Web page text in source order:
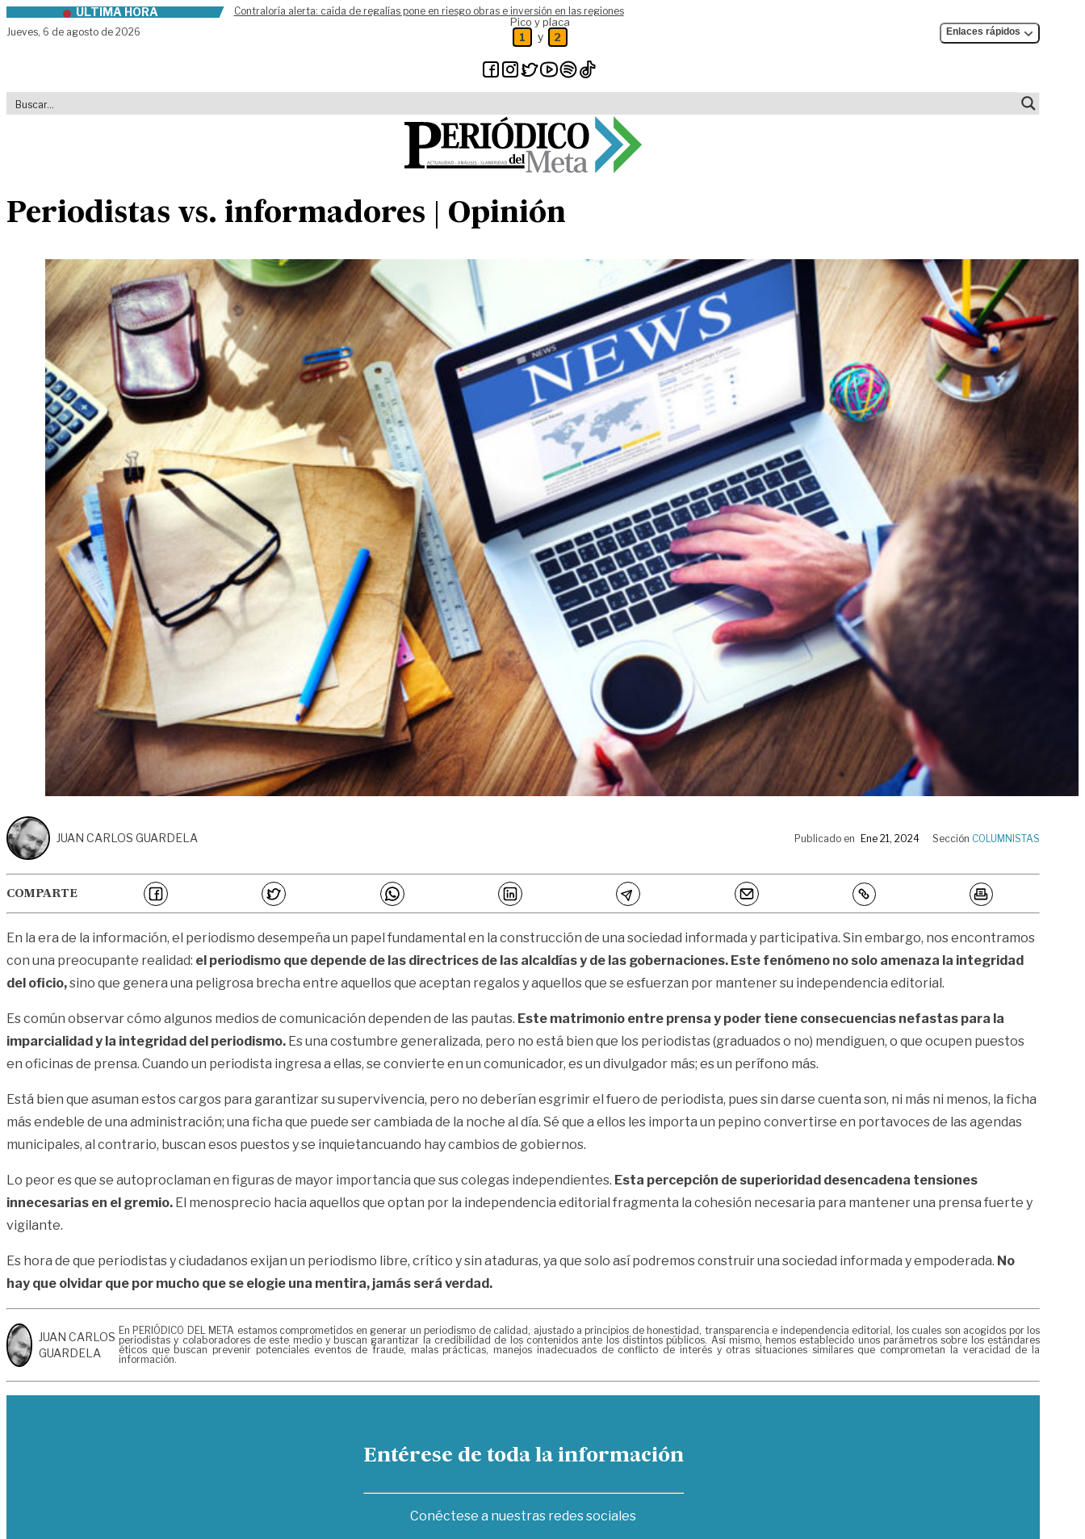
Skip to contentÚLTIMA HORA
Contraloría alerta: caída de regalías pone en riesgo obras e inversión en las regiones
Jueves, 6 de agosto de 2026
Pico y placa
1 y 2 Enlaces rápidos
Periodistas vs. informadores | Opinión
JUAN CARLOS GUARDELA Publicado en Ene 21, 2024 Sección COLUMNISTAS
COMPARTE
En la era de la información, el periodismo desempeña un papel fundamental en la construcción de una sociedad informada y participativa. Sin embargo, nos encontramos
con una preocupante realidad: el periodismo que depende de las directrices de las alcaldías y de las gobernaciones. Este fenómeno no solo amenaza la integridad
del oficio,sino que genera una peligrosa brecha entre aquellos que aceptan regalos y aquellos que se esfuerzan por mantener su independencia editorial.
Es común observar cómo algunos medios de comunicación dependen de las pautas. Este matrimonio entre prensa y poder tiene consecuencias nefastas para la
imparcialidad y la integridad del periodismo. Es una costumbre generalizada, pero no está bien que los periodistas (graduados o no) mendiguen, o que ocupen puestos
en oficinas de prensa. Cuando un periodista ingresa a ellas, se convierte en un comunicador, es un divulgador más; es un perífono más.
Está bien que asuman estos cargos para garantizar su supervivencia, pero no deberían esgrimir el fuero de periodista, pues sin darse cuenta son, ni más ni menos, la ficha
más endeble de una administración; una ficha que puede ser cambiada de la noche al día. Sé que a ellos les importa un pepino convertirse en portavoces de las agendas
municipales, al contrario, buscan esos puestos y se inquietancuando hay cambios de gobiernos.
Lo peor es que se autoproclaman en figuras de mayor importancia que sus colegas independientes. Esta percepción de superioridad desencadena tensiones
innecesarias en el gremio. El menosprecio hacia aquellos que optan por la independencia editorial fragmenta la cohesión necesaria para mantener una prensa fuerte y
vigilante.
Es hora de que periodistas y ciudadanos exijan un periodismo libre, crítico y sin ataduras, ya que solo así podremos construir una sociedad informada y empoderada. No
hay que olvidar que por mucho que se elogie una mentira, jamás será verdad.
JUAN CARLOS
GUARDELA
En PERIÓDICO DEL META estamos comprometidos en generar un periodismo de calidad, ajustado a principios de honestidad, transparencia e independencia editorial, los cuales son acogidos por los
periodistas y colaboradores de este medio y buscan garantizar la credibilidad de los contenidos ante los distintos públicos. Así mismo, hemos establecido unos parámetros sobre los estándares
éticos que buscan prevenir potenciales eventos de fraude, malas prácticas, manejos inadecuados de conflicto de interés y otras situaciones similares que comprometan la veracidad de la
información.
Entérese de toda la información
Conéctese a nuestras redes sociales